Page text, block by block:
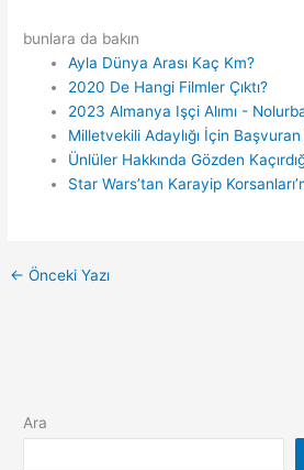
bunlara da bakın
Ayla Dünya Arası Kaç Km?
2020 De Hangi Filmler Çıktı?
2023 Almanya Işçi Alımı -
Milletvekili Adaylığı İçin
Ünlüler Hakkında Gözden
Star Wars’tan Karayip
← Önceki Yazı
Ara